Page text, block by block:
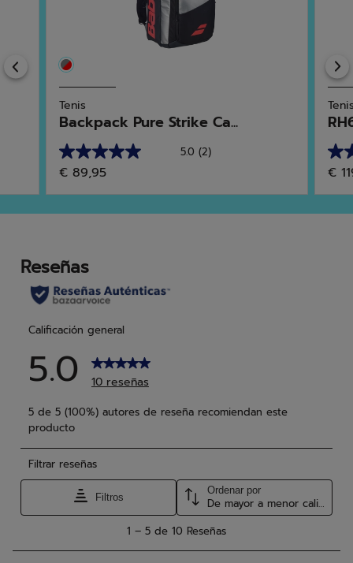
Previous
Tenis
Backpack Pure Strike Ca...
5.0 (2)
5.0
de
5
estrellas.
reseñas
€ 89,95
4.9
de
5
€